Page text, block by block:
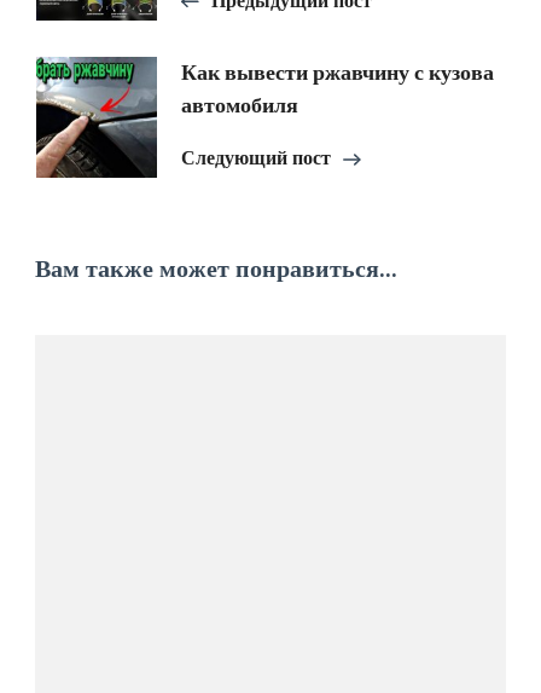
записям
Как вывести ржавчину с кузова
автомобиля
Следующий пост
Вам также может понравиться...